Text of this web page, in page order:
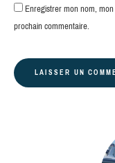
Enregistrer mon nom,
prochain commentaire.